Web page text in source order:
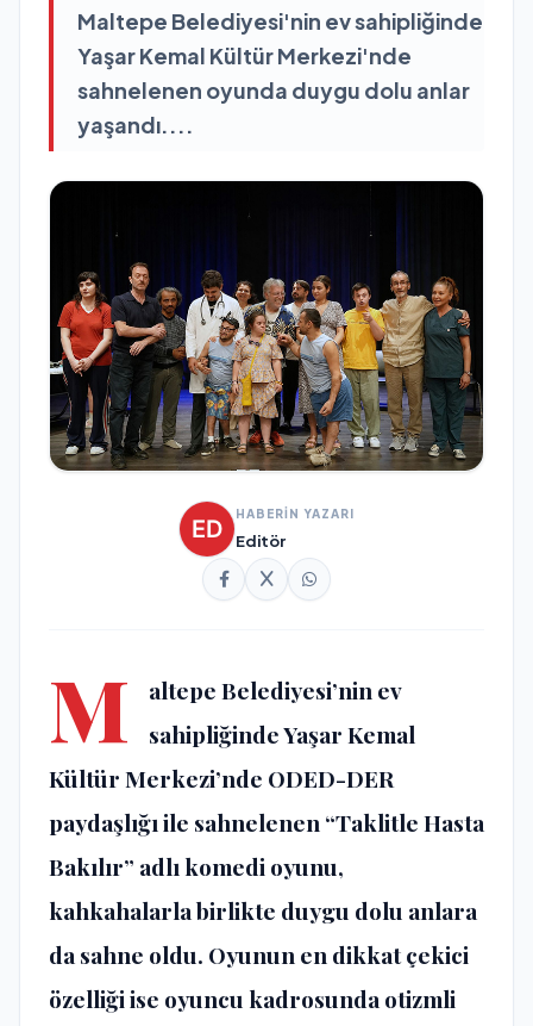
Maltepe Belediyesi'nin ev sahipliğinde
Yaşar Kemal Kültür Merkezi'nde
sahnelenen oyunda duygu dolu anlar
yaşandı....
HABERİN YAZARI
Editör
M
altepe Belediyesi’nin ev
sahipliğinde Yaşar Kemal
Kültür Merkezi’nde ODED-DER
paydaşlığı ile sahnelenen “Taklitle Hasta
Bakılır” adlı komedi oyunu,
kahkahalarla birlikte duygu dolu anlara
da sahne oldu. Oyunun en dikkat çekici
özelliği ise oyuncu kadrosunda otizmli